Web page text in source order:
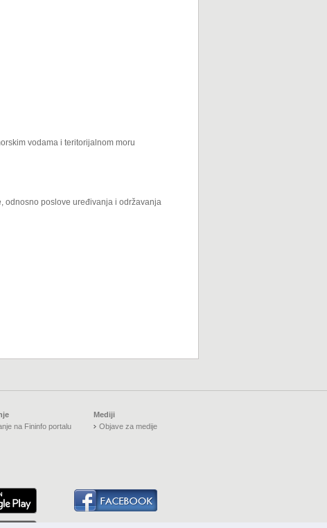
vodama i teritorijalnom moru
odnosno poslove uređivanja i održavanja
na Fininfo portalu
Mediji
Objave za medije